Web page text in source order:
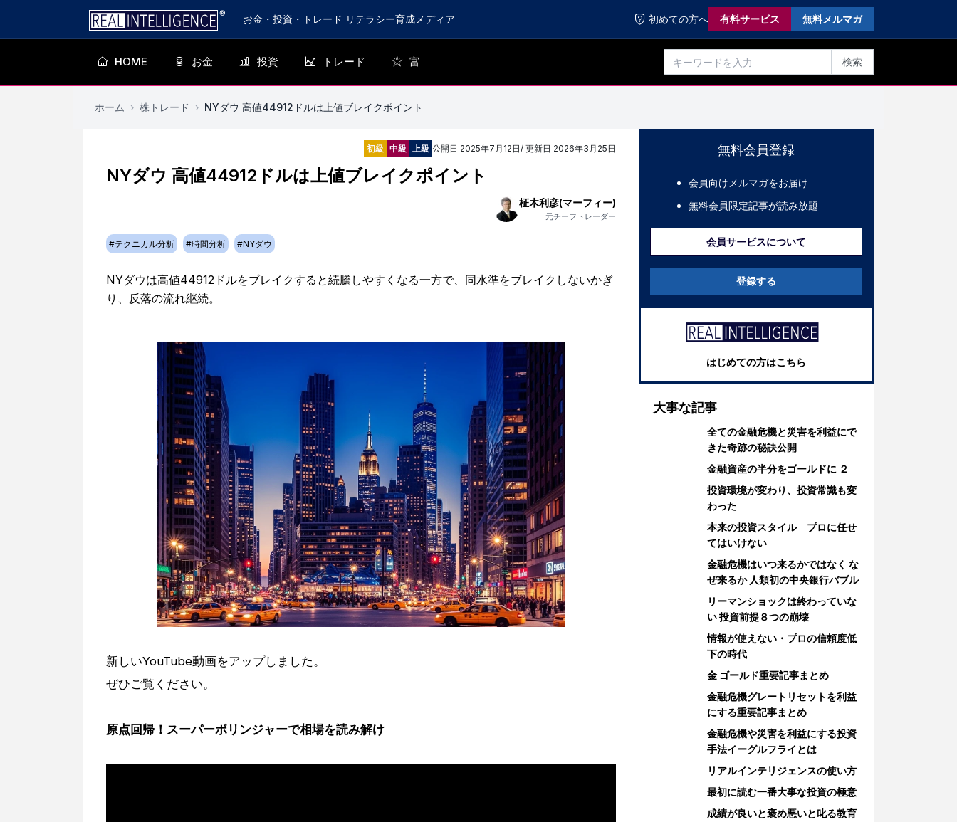
お金・投資・トレード リテラシー育成メディア 初めての方へ 有料サービス 無料メルマガ
HOME お金 投資 トレード 富 検索
ホーム › 株トレード › NYダウ 高値44912ドルは上値ブレイクポイント
初級 中級 上級 公開日 2025年7月12日/ 更新日 2026年3月25日
NYダウ 高値44912ドルは上値ブレイクポイント
柾木利彦(マーフィー)
元チーフトレーダー
#テクニカル分析 #時間分析 #NYダウ
NYダウは高値44912ドルをブレイクすると続騰しやすくなる一方で、同水準をブレイクしないかぎ
り、反落の流れ継続。
新しいYouTube動画をアップしました。
ぜひご覧ください。
原点回帰！スーパーボリンジャーで相場を読み解け
無料会員登録
会員向けメルマガをお届け
無料会員限定記事が読み放題
会員サービスについて
登録する
はじめての方はこちら
大事な記事
全ての金融危機と災害を利益にで
きた奇跡の秘訣公開
金融資産の半分をゴールドに ２
投資環境が変わり、投資常識も変
わった
本来の投資スタイル プロに任せ
てはいけない
金融危機はいつ来るかではなく な
ぜ来るか 人類初の中央銀行バブル
リーマンショックは終わっていな
い 投資前提８つの崩壊
情報が使えない・プロの信頼度低
下の時代
金 ゴールド重要記事まとめ
金融危機グレートリセットを利益
にする重要記事まとめ
金融危機や災害を利益にする投資
手法イーグルフライとは
リアルインテリジェンスの使い方
最初に読む一番大事な投資の極意
成績が良いと褒め悪いと叱る教育